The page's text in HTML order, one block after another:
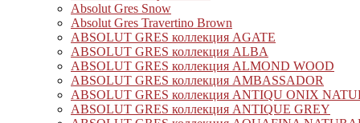
Absolut Gres Snow
Absolut Gres Travertino Brown
ABSOLUT GRES коллекция AGATE
ABSOLUT GRES коллекция ALBA
ABSOLUT GRES коллекция ALMOND WOOD
ABSOLUT GRES коллекция AMBASSADOR
ABSOLUT GRES коллекция ANTIQU ONIX
ABSOLUT GRES коллекция ANTIQUE GREY